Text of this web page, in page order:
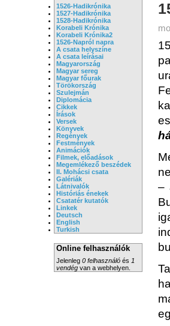
1526-Hadikrónika
1527-Hadikrónika
1528-Hadikrónika
Korabeli Krónika
Korabeli Krónika2
1526-Napról napra
A csata helyszíne
A csata leírásai
Magyarország
Magyar sereg
Magyar főurak
Törökország
Szulejmán
Diplomácia
Cikkek
Írások
Versek
Könyvek
Regények
Festmények
Animációk
Filmek, előadások
Megemlékező beszédek
II. Mohácsi csata
Galériák
Látnivalók
Históriás énekek
Csatatér kutatók
Linkek
Deutsch
English
Turkish
Online felhasználók
Jelenleg 0 felhasználó és 1
vendég van a webhelyen.
–